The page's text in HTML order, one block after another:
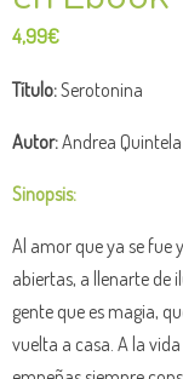
4,99€
Título:Serotonina
Autor:Andrea Quintela
Sinopsis:
Al amor que ya se fue
abiertas, a llenarte de
gente que es magia,
vuelta a casa. A la